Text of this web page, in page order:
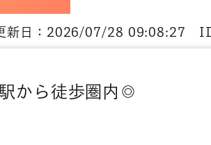
から徒歩圏内◎
新日：2026/07/28 09:08:27